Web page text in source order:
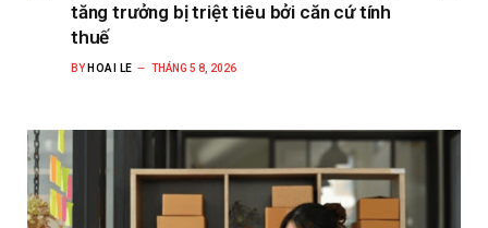
tăng trưởng bị triệt tiêu bởi căn cứ tính
thuế
BY HOAI LE THÁNG 5 8, 2026